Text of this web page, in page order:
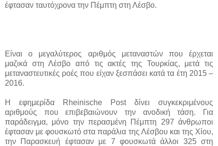
έφτασαν ταυτόχρονα την Πέμπτη στη Λέσβο.
Είναι ο μεγαλύτερος αριθμός μεταναστών που έρχεται
μαζικά στη Λέσβο από τις ακτές της Τουρκίας, μετά τις
μεταναστευτικές ροές που είχαν ξεσπάσει κατά τα έτη 2015 –
2016.
Η εφημερίδα Rheinische Post δίνει συγκεκριμένους
αριθμούς που επιβεβαιώνουν την ανοδική τάση. Για
παράδειγμα, μόνο την περασμένη Πέμπτη 297 άνθρωποι
έφτασαν με φουσκωτό στα παράλια της Λέσβου και της Χίου,
την Παρασκευή έφτασαν με 7 φουσκωτά άλλοι 325 στη